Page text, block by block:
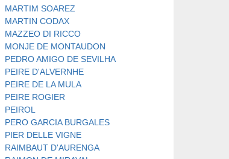
MARTIM SOAREZ
MARTIN CODAX
MAZZEO DI RICCO
MONJE DE MONTAUDON
PEDRO AMIGO DE SEVILHA
PEIRE D'ALVERNHE
PEIRE DE LA MULA
PEIRE ROGIER
PEIROL
PERO GARCIA BURGALES
PIER DELLE VIGNE
RAIMBAUT D'AURENGA